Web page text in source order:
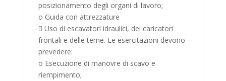
posizionamento degli organi di lavoro;
o Guida con attrezzature
 Uso di escavatori idraulici, dei caricatori
frontali e delle terne. Le esercitazioni devono
prevedere:
o Esecuzione di manovre di scavo e
riempimento;